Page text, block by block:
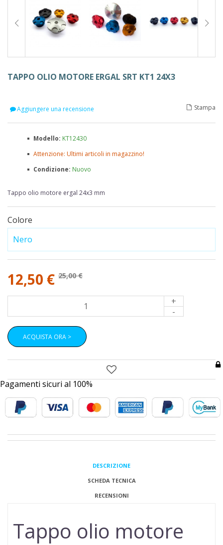
TAPPO OLIO MOTORE ERGAL SRT KT1 24X3
Aggiungere una recensione Stampa
Modello: KT12430
Attenzione: Ultimi articoli in magazzino!
Condizione: Nuovo
Tappo olio motore ergal 24x3 mm
Colore
12,50 € 25,00 €
+
-
ACQUISTA ORA >
Pagamenti sicuri al 100%
DESCRIZIONE
SCHEDA TECNICA
RECENSIONI
Tappo olio motore